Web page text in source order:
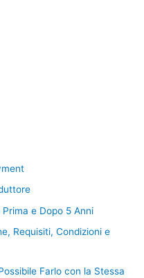
e Dopo 5 Anni
Requisiti, Condizioni e
Farlo con la Stessa